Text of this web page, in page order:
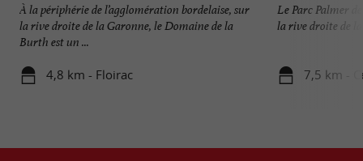
À la périphérie de l’agglomération bordelaise, sur
la rive droite de la Garonne, le Domaine de la
Burth est un ...
4,8 km - Floirac
Le Parc Palmer
la rive droite de la
7,5 km -